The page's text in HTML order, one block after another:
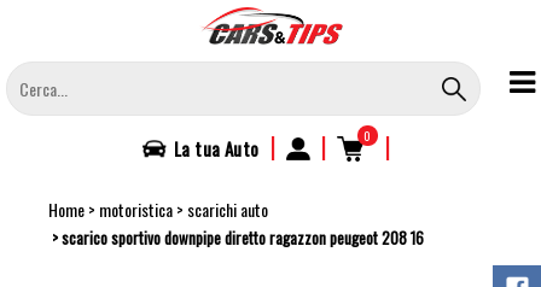
contenuto
principale
La tuaAuto | | 0 |
Home motoristica scarichi auto
scarico sportivo downpipe diretto ragazzon peugeot 208 16